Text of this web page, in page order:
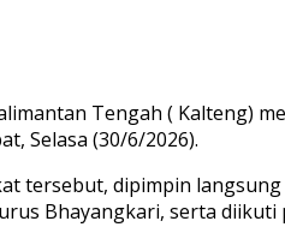
Tengah ( Kalteng)
Selasa (30/6/2026).
tersebut, dipimpin
Bhayangkari, serta